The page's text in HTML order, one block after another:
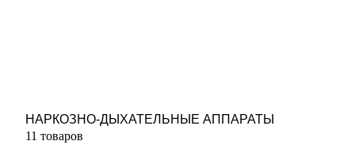
НАРКОЗНО-ДЫХАТЕЛЬНЫЕ АППАРАТЫ
11 товаров